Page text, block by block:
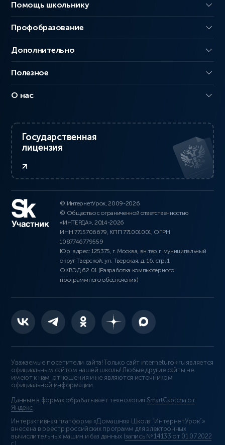
Помощь школьнику
Профобразование
Дополнительно
Полезное
О нас
Государственная
лицензия
© ИнтернетУрок, 2009-2026
© Общество с ограниченной ответственностью
«ИНТЕРДА», 2014-2026
ИНН 7715706679, КПП 771001001, ОГРН
1087746779559
Юр. адрес: 125375, г. Москва, вн.тер.г. муниципальный
округ Тверской, ул. Тверская, д. 16, стр. 1
ОКВЭД 62.01 (Разработка компьютерного
программного обеспечения)
Уважаемые посетители сайта! Только сайт interneturok.ru является
официальным сайтом нашей школы! Любые другие сайты не
имеют к нам отношения и не являются источником
официальной информации.
Данные в формах обрабатывает технология SmartCaptcha от
Яндекс
Интерактивная платформа «Домашняя Школа “ИнтернетУрок”»
внесена в реестр российских программ для электронных
вычислительных машин и баз данных (запись № 14133 от 01.07.2022